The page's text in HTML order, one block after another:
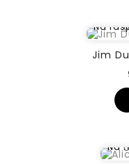
Na
Jim
Na